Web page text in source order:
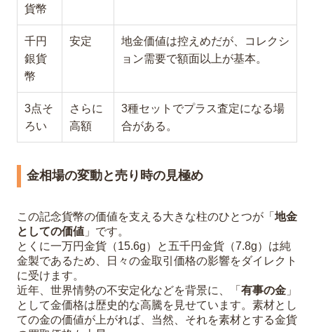
貨幣
千円
銀貨
幣
安定
地金価値は控えめだが、コレクシ
ョン需要で額面以上が基本。
3点そ
ろい
さらに
高額
3種セットでプラス査定になる場
合がある。
金相場の変動と売り時の見極め
この記念貨幣の価値を支える大きな柱のひとつが「 地金
としての価値 」です。
とくに一万円金貨（15.6g）と五千円金貨（7.8g）は純
金製であるため、日々の金取引価格の影響をダイレクト
に受けます。
近年、世界情勢の不安定化などを背景に、「 有事の金 」
として金価格は歴史的な高騰を見せています。素材とし
ての金の価値が上がれば、当然、それを素材とする金貨